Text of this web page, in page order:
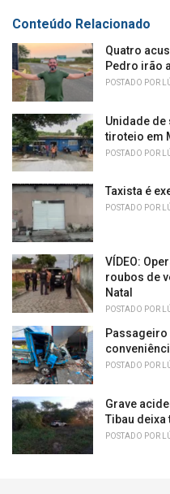
o
r
i
s
:Conteúdo Relacionado
Quatro
Pedro irão
POSTADO POR
Unidade
tiroteio em
POSTADO POR
Taxista é
POSTADO POR
VÍDEO:
roubos de
Natal
POSTADO POR
POSTADO POR
Grave
Tibau
POSTADO POR